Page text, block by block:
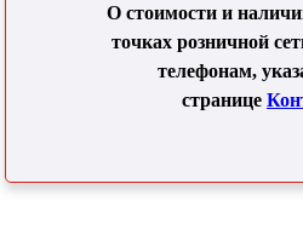
О стоимости и
точках розничной
телефонам,
странице